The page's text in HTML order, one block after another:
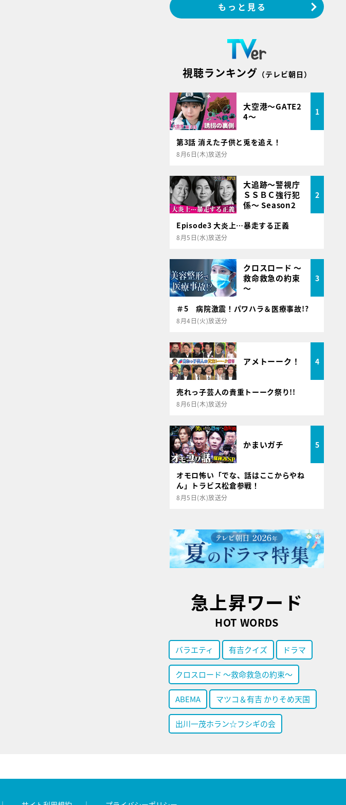
もっと見る
視聴ランキング （テレビ朝日）
大空港～GATE2
4～
1
第3話 消えた子供と兎を追え！
8月6日(木)放送分
大追跡～警視庁
ＳＳＢＣ強行犯
係～ Season2
2
Episode3 大炎上…暴走する正義
8月5日(水)放送分
クロスロード ～
救命救急の約束
～
3
＃5 病院激震！パワハラ＆医療事故!?
8月4日(火)放送分
アメトーーク！ 4
売れっ子芸人の貴重トーーク祭り!!
8月6日(木)放送分
かまいガチ 5
オモロ怖い「でな、話はここからやね
ん」トラビス松倉参戦！
8月5日(水)放送分
急上昇ワード
HOT WORDS
バラエティ 有吉クイズ ドラマ
クロスロード ～救命救急の約束～
ABEMA マツコ＆有吉 かりそめ天国
出川一茂ホラン☆フシギの会